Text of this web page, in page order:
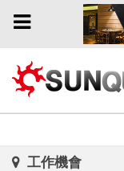
Toggle
工作機會